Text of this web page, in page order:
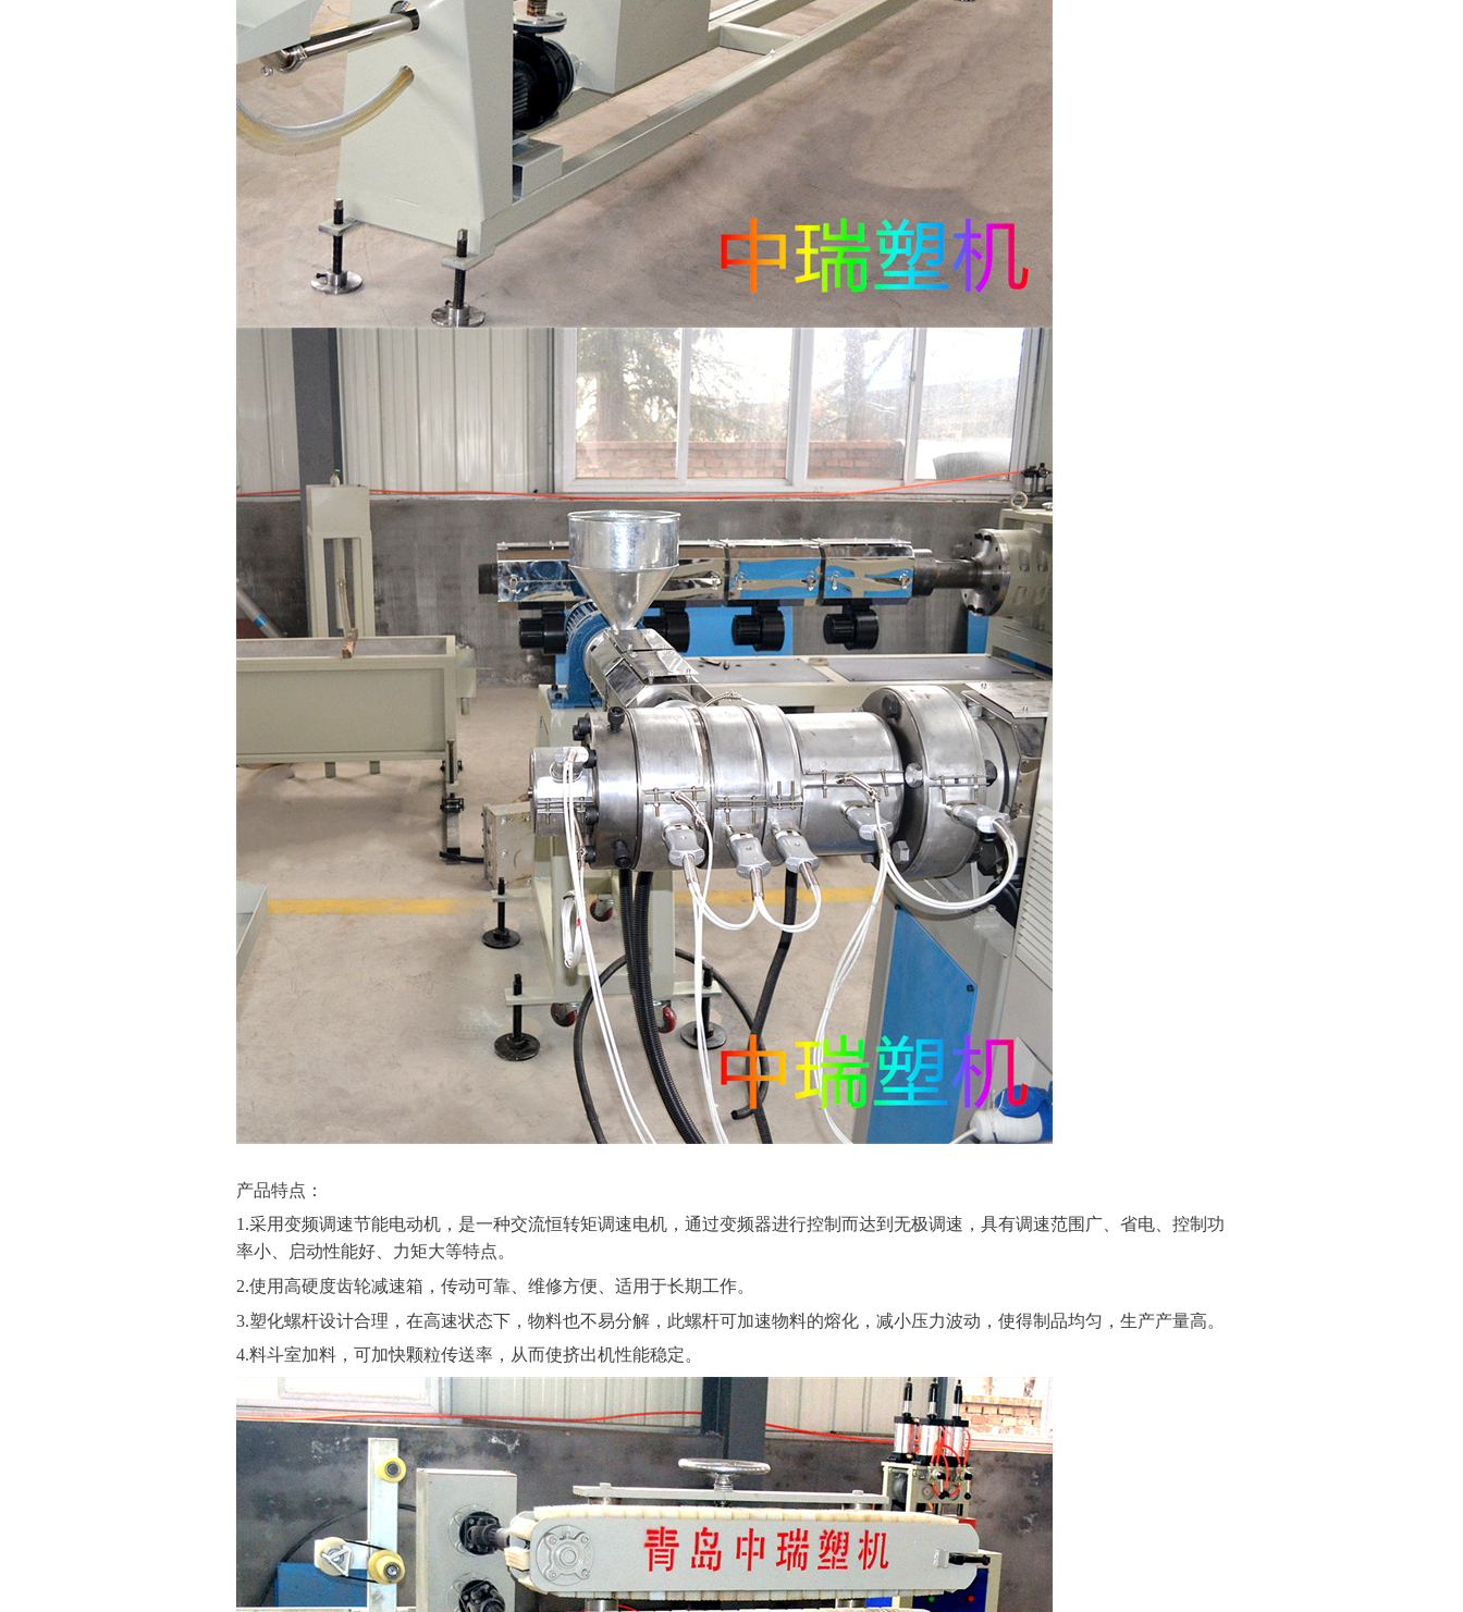
产品特点：
1.采用变频调速节能电动机，是一种交流恒转矩调速电机，通过变频器进行控制而达到无极调速，具有调速范围广、省电、控制功
率小、启动性能好、力矩大等特点。
2.使用高硬度齿轮减速箱，传动可靠、维修方便、适用于长期工作。
3.塑化螺杆设计合理，在高速状态下，物料也不易分解，此螺杆可加速物料的熔化，减小压力波动，使得制品均匀，生产产量高。
4.料斗室加料，可加快颗粒传送率，从而使挤出机性能稳定。